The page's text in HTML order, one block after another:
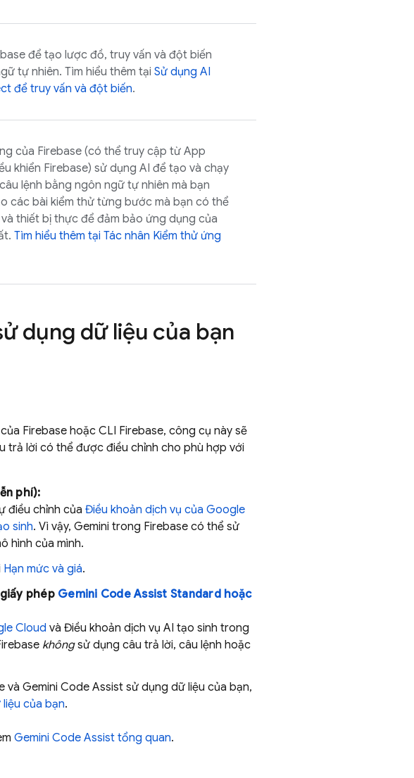
để tạo lược đồ, truy vấn và đột biến
tự nhiên. Tìm hiểu thêm tại Sử dụng AI
để truy vấn và đột biến.
của Firebase (có thể truy cập từApp
khiển Firebase) sử dụng AI để tạo và chạy
lệnh bằng ngôn ngữ tự nhiên mà bạn
các bài kiểm thử từng bước mà bạn có thể
thiết bị thực để đảm bảo ứng dụng của
Tìm hiểu thêm tại Tác nhân Kiểm thử ứng
dụng dữ liệu của bạn
Firebase hoặc CLI Firebase, công cụ này sẽ
trả lời có thể được điều chỉnh cho phù hợp với
phí):
điều chỉnh của Điều khoản dịch vụ của Google
sinh. Vì vậy, Gemini trong Firebase có thể sử
hình của mình.
Hạn mức và giá.
phép Gemini Code Assist Standard hoặc
Cloud và Điều khoản dịch vụ AI tạo sinh trong
khôngsử dụng câu trả lời, câu lệnh hoặc
và Gemini Code Assist sử dụng dữ liệu của bạn,
của bạn.
Gemini Code Assist tổng quan.